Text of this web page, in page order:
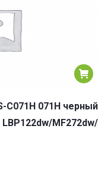
C071H 071H черный
LBP122dw/MF272dw/